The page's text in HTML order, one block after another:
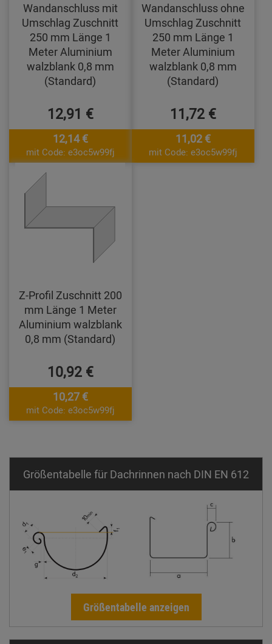
Wandanschluss mit
Umschlag Zuschnitt
250 mm Länge 1
Meter Aluminium
walzblank 0,8 mm
(Standard)
12,91 €
12,14 €
mit Code: e3oc5w99fj
Wandanschluss ohne
Umschlag Zuschnitt
250 mm Länge 1
Meter Aluminium
walzblank 0,8 mm
(Standard)
11,72 €
11,02 €
mit Code: e3oc5w99fj
Z-Profil Zuschnitt 200
mm Länge 1 Meter
Aluminium walzblank
0,8 mm (Standard)
10,92 €
10,27 €
mit Code: e3oc5w99fj
Größentabelle für Dachrinnen nach DIN EN 612
Größentabelle anzeigen